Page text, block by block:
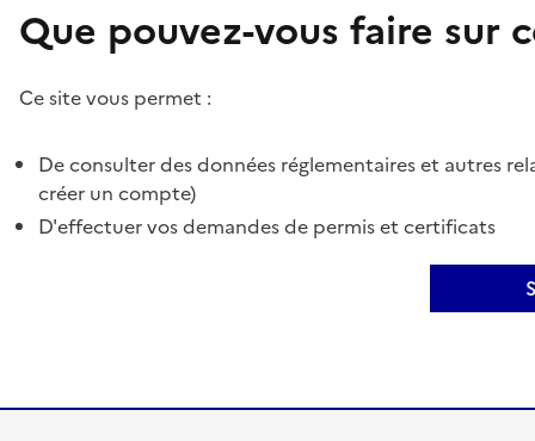
Que pouvez-vous faire sur
Ce site vous permet :
De consulter des données réglementaires et autres
créer un compte)
D'effectuer vos demandes de permis et certificats